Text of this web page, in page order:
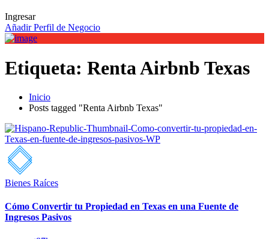
Ingresar
Añadir Perfil de Negocio
Etiqueta: Renta Airbnb Texas
Inicio
Posts tagged "Renta Airbnb Texas"
Bienes Raíces
Cómo Convertir tu Propiedad en Texas en una Fuente de
Ingresos Pasivos